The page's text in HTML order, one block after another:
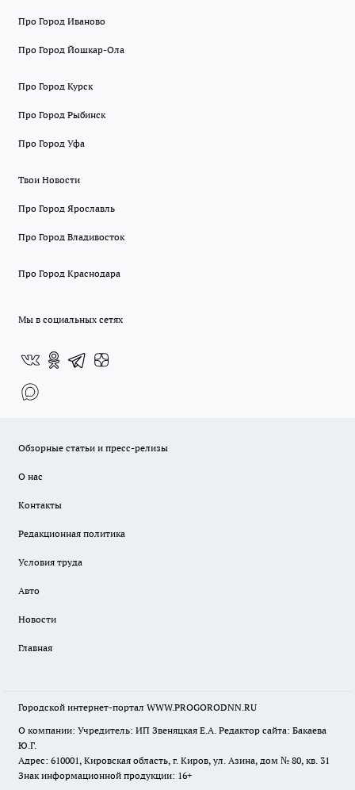
Про Город Иваново
Про Город Йошкар-Ола
Про Город Курск
Про Город Рыбинск
Про Город Уфа
Твои Новости
Про Город Ярославль
Про Город Владивосток
Про Город Краснодара
Мы в социальных сетях
Обзорные статьи и пресс-релизы
О нас
Контакты
Редакционная политика
Условия труда
Авто
Новости
Главная
Городской интернет-портал WWW.PROGORODNN.RU
О компании: Учредитель: ИП Звеняцкая Е.А. Редактор сайта: Бакаева
Ю.Г.
Адрес: 610001, Кировская область, г. Киров, ул. Азина, дом № 80, кв. 31
Знак информационной продукции: 16+